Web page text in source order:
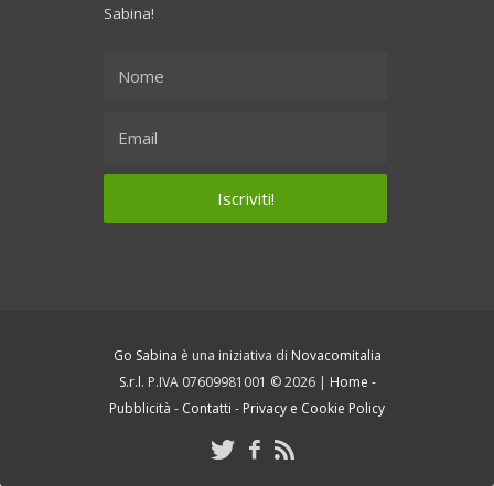
Sabina!
Go Sabina è una iniziativa di Novacomitalia
S.r.l. P.IVA 07609981001 © 2026 | Home -
Pubblicità - Contatti - Privacy e Cookie Policy